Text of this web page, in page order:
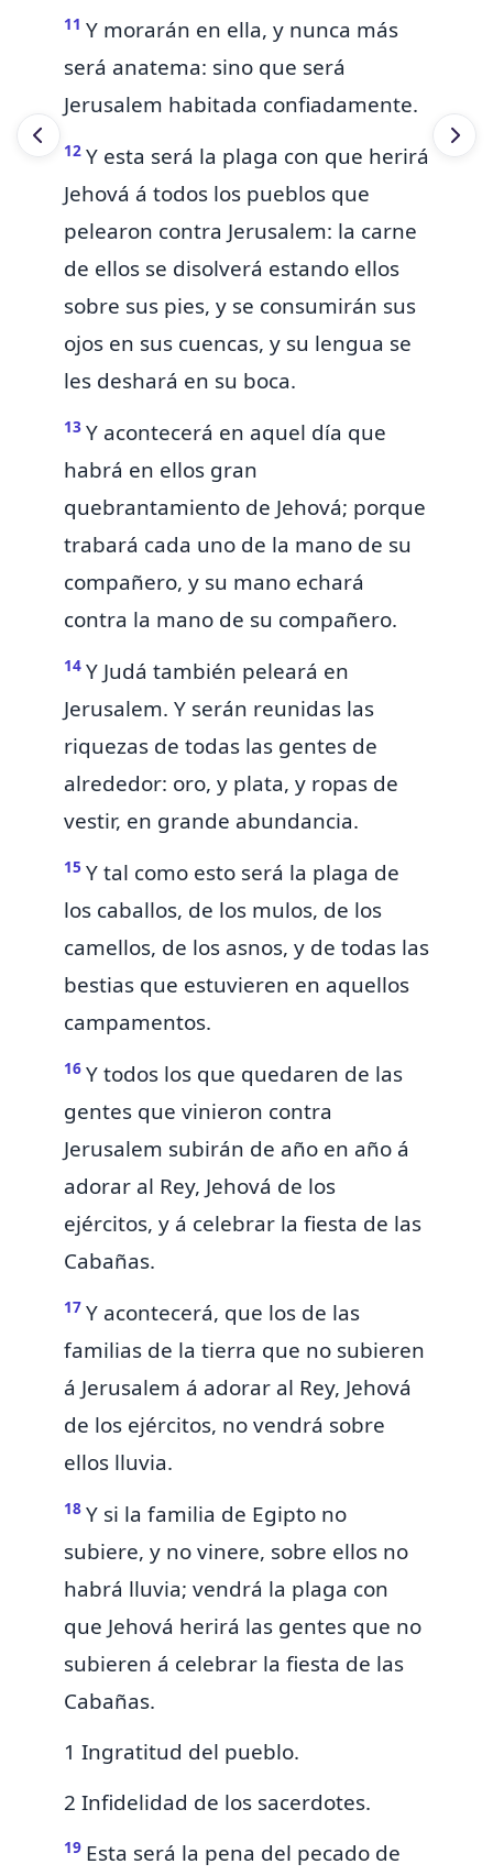
11 Y morarán en ella, y nunca más
será anatema: sino que será
Jerusalem habitada confiadamente.
12 Y esta será la plaga con que herirá
Jehová á todos los pueblos que
pelearon contra Jerusalem: la carne
de ellos se disolverá estando ellos
sobre sus pies, y se consumirán sus
ojos en sus cuencas, y su lengua se
les deshará en su boca.
13 Y acontecerá en aquel día que
habrá en ellos gran
quebrantamiento de Jehová; porque
trabará cada uno de la mano de su
compañero, y su mano echará
contra la mano de su compañero.
14 Y Judá también peleará en
Jerusalem. Y serán reunidas las
riquezas de todas las gentes de
alrededor: oro, y plata, y ropas de
vestir, en grande abundancia.
15 Y tal como esto será la plaga de
los caballos, de los mulos, de los
camellos, de los asnos, y de todas las
bestias que estuvieren en aquellos
campamentos.
16 Y todos los que quedaren de las
gentes que vinieron contra
Jerusalem subirán de año en año á
adorar al Rey, Jehová de los
ejércitos, y á celebrar la fiesta de las
Cabañas.
17 Y acontecerá, que los de las
familias de la tierra que no subieren
á Jerusalem á adorar al Rey, Jehová
de los ejércitos, no vendrá sobre
ellos lluvia.
18 Y si la familia de Egipto no
subiere, y no vinere, sobre ellos no
habrá lluvia; vendrá la plaga con
que Jehová herirá las gentes que no
subieren á celebrar la fiesta de las
Cabañas.
1 Ingratitud del pueblo.
2 Infidelidad de los sacerdotes.
19 Esta será la pena del pecado de